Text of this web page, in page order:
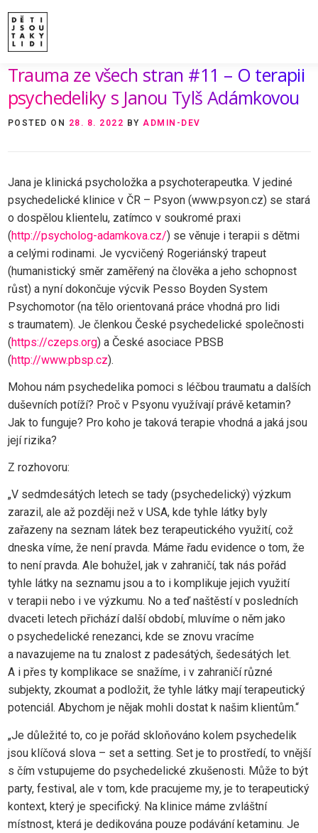
content
ÚVOD O MNĚ A O PROJEKTU
VIDEA A ROZHOVORY
ARCHIV ČLÁNKŮ
Trauma ze všech stran #11 – O terapii
psychedeliky s Janou Tylš Adámkovou
POSTED ON 28. 8. 2022 BY ADMIN-DEV
Jana je klinická psycholožka a psychoterapeutka. V jediné
psychedelické klinice v ČR – Psyon (www.psyon.cz) se stará
o dospělou klientelu, zatímco v soukromé praxi
(http://psycholog-adamkova.cz/) se věnuje i terapii s dětmi
a celými rodinami. Je vycvičený Rogeriánský trapeut
(humanistický směr zaměřený na člověka a jeho schopnost
růst) a nyní dokončuje výcvik Pesso Boyden System
Psychomotor (na tělo orientovaná práce vhodná pro lidi
s traumatem). Je členkou České psychedelické společnosti
(https://czeps.org) a České asociace PBSB
(http://www.pbsp.cz).
Mohou nám psychedelika pomoci s léčbou traumatu a dalších
duševních potíží? Proč v Psyonu využívají právě ketamin?
Jak to funguje? Pro koho je taková terapie vhodná a jaká jsou
její rizika?
Z rozhovoru:
„V sedmdesátých letech se tady (psychedelický) výzkum
zarazil, ale až později než v USA, kde tyhle látky byly
zařazeny na seznam látek bez terapeutického využití, což
dneska víme, že není pravda. Máme řadu evidence o tom, že
to není pravda. Ale bohužel, jak v zahraničí, tak nás pořád
tyhle látky na seznamu jsou a to i komplikuje jejich využití
v terapii nebo i ve výzkumu. No a teď naštěstí v posledních
dvaceti letech přichází další období, mluvíme o něm jako
o psychedelické renezanci, kde se znovu vracíme
a navazujeme na tu znalost z padesátých, šedesátých let.
A i přes ty komplikace se snažíme, i v zahraničí různé
subjekty, zkoumat a podložit, že tyhle látky mají terapeutický
potenciál. Abychom je nějak mohli dostat k našim klientům.“
„Je důležité to, co je pořád skloňováno kolem psychedelik
jsou klíčová slova – set a setting. Set je to prostředí, to vnější
s čím vstupujeme do psychedelické zkušenosti. Může to být
party, festival, ale v tom, kde pracujeme my, je to terapeutický
kontext, který je specifický. Na klinice máme zvláštní
místnost, která je dedikována pouze podávání ketaminu. Je